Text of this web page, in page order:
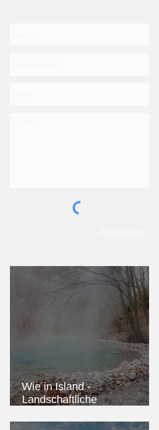
Wie in Island -
Landschaftliche